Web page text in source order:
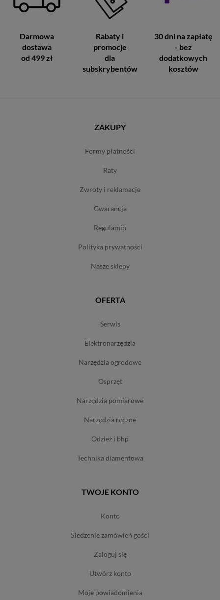
Darmowa
dostawa
od 499 zł
Rabaty i
promocje
dla
subskrybentów
30 dni na zapłatę
- bez
dodatkowych
kosztów
ZAKUPY
formy płatności
raty
zwroty i reklamacje
gwarancja
regulamin
polityka prywatności
nasze sklepy
OFERTA
serwis
elektronarzędzia
narzędzia ogrodowe
osprzęt
narzędzia pomiarowe
narzędzia ręczne
odzież i bhp
technika diamentowa
TWOJE KONTO
konto
śledzenie zamówień gości
zaloguj się
utwórz konto
moje powiadomienia